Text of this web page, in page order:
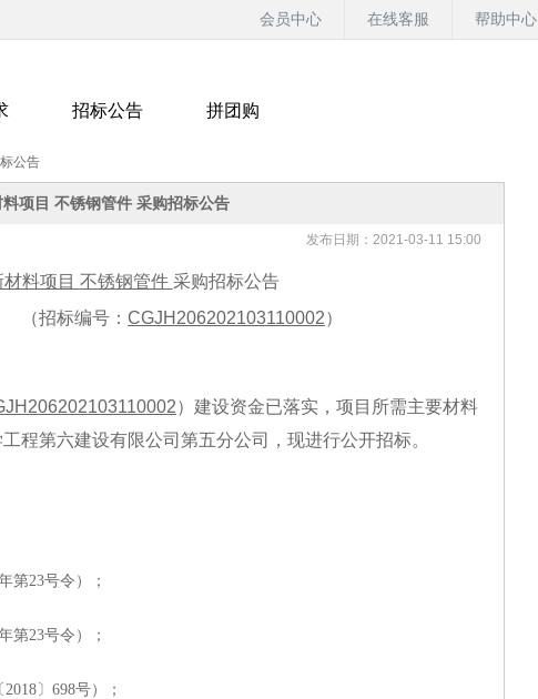
会员中心 在线客服 帮助中心
招标公告 拼团购
公告
项目 不锈钢管件 采购招标公告
发布日期：2021-03-11 15:00
料项目 不锈钢管件 采购招标公告
： CGJH206202103110002）
）建设资金已落实，项目所需主要材料
程第六建设有限公司第五分公司，现进行公开招标。
第23号令 ）；
第23号令）；
〕698号）；